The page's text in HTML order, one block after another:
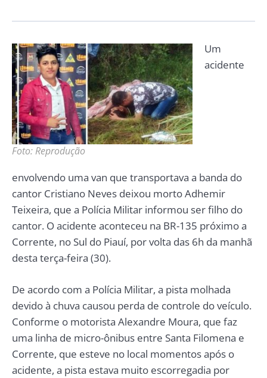
Foto: Reprodução
Um
acidente
envolvendo uma van que transportava a banda do
cantor Cristiano Neves deixou morto Adhemir
Teixeira, que a Polícia Militar informou ser filho do
cantor. O acidente aconteceu na BR-135 próximo a
Corrente, no Sul do Piauí, por volta das 6h da manhã
desta terça-feira (30).
De acordo com a Polícia Militar, a pista molhada
devido à chuva causou perda de controle do veículo.
Conforme o motorista Alexandre Moura, que faz
uma linha de micro-ônibus entre Santa Filomena e
Corrente, que esteve no local momentos após o
acidente, a pista estava muito escorregadia por